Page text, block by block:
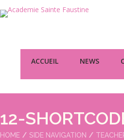
ACCUEIL NEWS
12-
HOME SIDE NAVIGATION